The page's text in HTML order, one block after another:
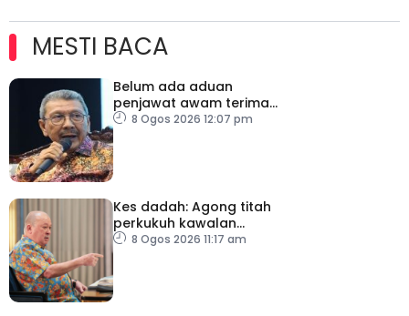
MESTI BACA
Belum ada aduan
penjawat awam terima
tekanan daripada ahli
8 Ogos 2026 12:07 pm
Kes dadah: Agong titah
perkukuh kawalan
lapangan terbang, pintu
8 Ogos 2026 11:17 am